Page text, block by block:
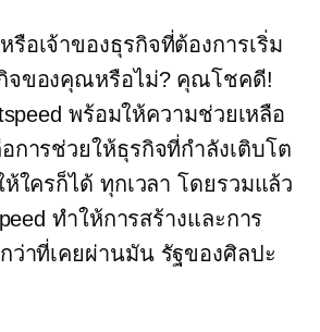
อเจ้าของธุรกิจที่ต้องการเริ่ม
จของคุณหรือไม่? คุณโชคดี!
พร้อมให้ความช่วยเหลือ
การช่วยให้ธุรกิจที่กำลังเติบโต
ใครก็ได้ ทุกเวลา โดยรวมแล้ว
ทำให้การสร้างและการ
ว่าที่เคยผ่านมัน รัฐของศิลปะ